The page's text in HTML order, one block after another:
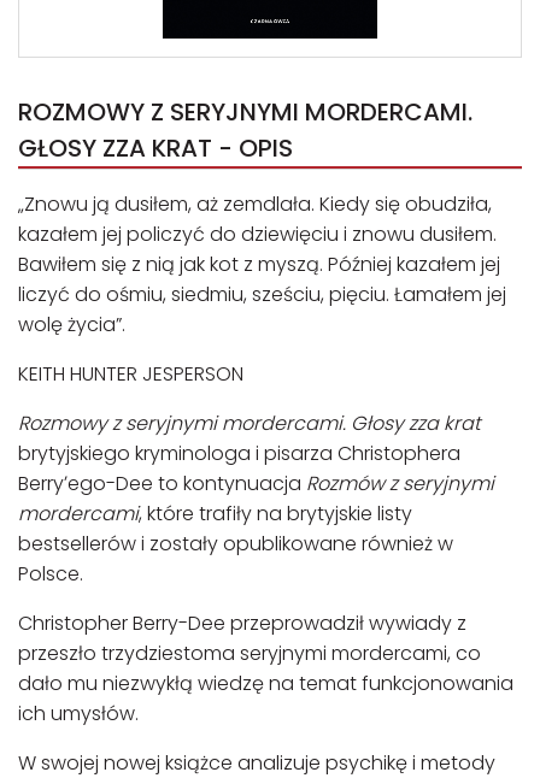
ROZMOWY Z SERYJNYMI MORDERCAMI.
GŁOSY ZZA KRAT - OPIS
„Znowu ją dusiłem, aż zemdlała. Kiedy się obudziła,
kazałem jej policzyć do dziewięciu i znowu dusiłem.
Bawiłem się z nią jak kot z myszą. Później kazałem jej
liczyć do ośmiu, siedmiu, sześciu, pięciu. Łamałem jej
wolę życia”.
KEITH HUNTER JESPERSON
Rozmowy z seryjnymi mordercami. Głosy zza krat
brytyjskiego kryminologa i pisarza Christophera
Berryʼego-Dee to kontynuacja Rozmów z seryjnymi
mordercami, które trafiły na brytyjskie listy
bestsellerów i zostały opublikowane również w
Polsce.
Christopher Berry-Dee przeprowadził wywiady z
przeszło trzydziestoma seryjnymi mordercami, co
dało mu niezwykłą wiedzę na temat funkcjonowania
ich umysłów.
W swojej nowej książce analizuje psychikę i metody